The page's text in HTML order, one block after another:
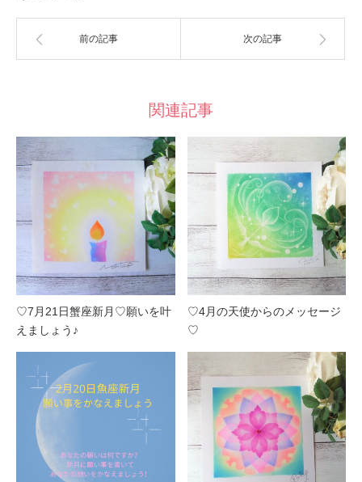
前の記事 次の記事
関連記事
♡7月21日蟹座新月♡願いを叶
えましょう♪
♡4月の天使からのメッセージ
♡